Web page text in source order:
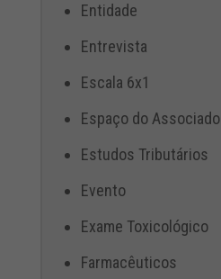
Entidade
Entrevista
Escala 6x1
Espaço do Associado
Estudos Tributários
Evento
Exame Toxicológico
Farmacêuticos